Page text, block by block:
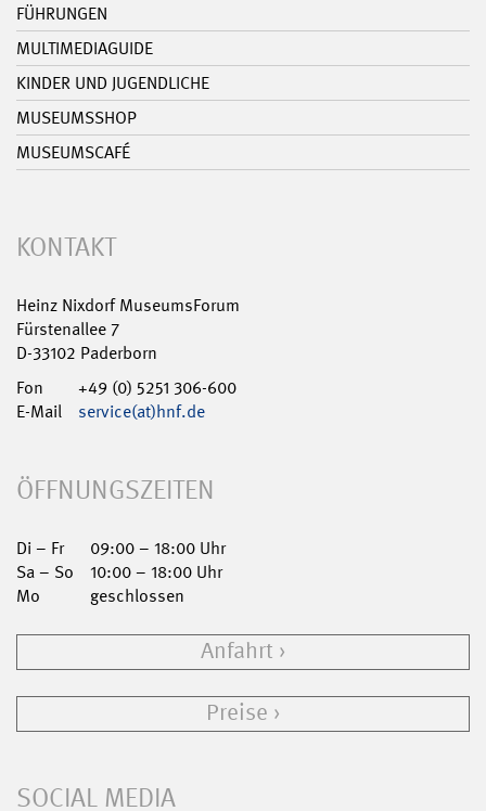
FÜHRUNGEN
MULTIMEDIAGUIDE
KINDER UND JUGENDLICHE
MUSEUMSSHOP
MUSEUMSCAFÉ
KONTAKT
Heinz Nixdorf MuseumsForum
Fürstenallee 7
D-33102 Paderborn
Fon
+49 (0) 5251 306-600
E-Mail
service(at)hnf.de
ÖFFNUNGSZEITEN
Di – Fr
09:00 – 18:00 Uhr
Sa – So
10:00 – 18:00 Uhr
Mo
geschlossen
Anfahrt
Preise
SOCIAL MEDIA